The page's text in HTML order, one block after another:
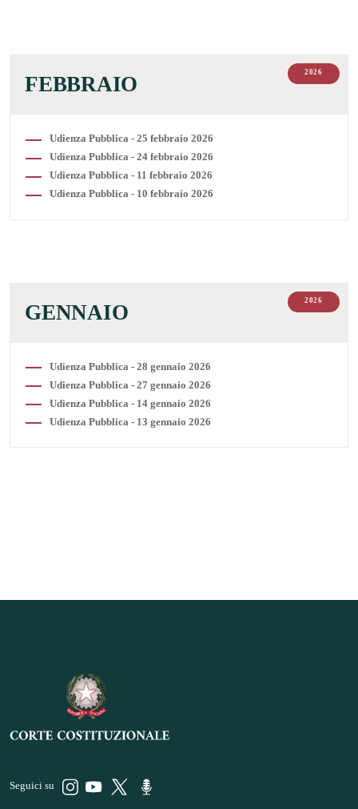
2026
FEBBRAIO
Udienza Pubblica - 25 febbraio 2026
Udienza Pubblica - 24 febbraio 2026
Udienza Pubblica - 11 febbraio 2026
Udienza Pubblica - 10 febbraio 2026
2026
GENNAIO
Udienza Pubblica - 28 gennaio 2026
Udienza Pubblica - 27 gennaio 2026
Udienza Pubblica - 14 gennaio 2026
Udienza Pubblica - 13 gennaio 2026
Seguici su